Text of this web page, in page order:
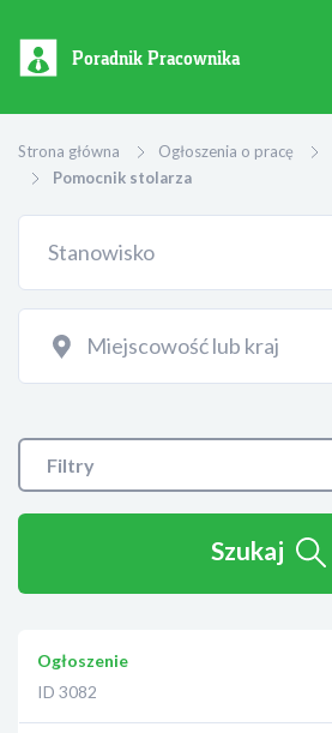
Poradnik Pracownika
Strona główna Ogłoszenia o pracę
Pomocnik stolarza
Filtry
Szukaj
Ogłoszenie
ID 3082